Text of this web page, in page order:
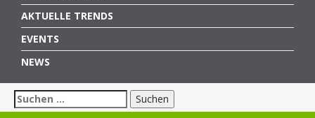
AKTUELLE TRENDS
EVENTS
NEWS
Suchen
nach: